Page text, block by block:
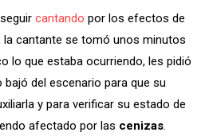
cantando por los efectos de
la cantante se tomó unos minutos
lo que estaba ocurriendo, les pidió
bajó del escenario para que su
y para verificar su estado de
afectado por las cenizas.